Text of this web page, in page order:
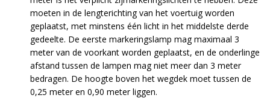
moeten in de lengterichting van het voertuig worden
geplaatst, met minstens één licht in het middelste derde
gedeelte. De eerste markeringslamp mag maximaal 3
meter van de voorkant worden geplaatst, en de onderlinge
afstand tussen de lampen mag niet meer dan 3 meter
bedragen. De hoogte boven het wegdek moet tussen de
0,25 meter en 0,90 meter liggen.